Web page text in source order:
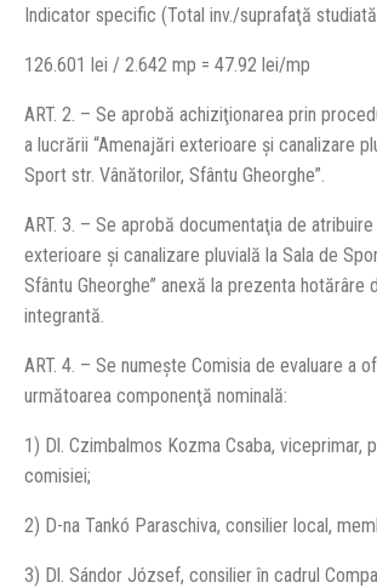
Indicator specific (Total inv./suprafaţă
126.601 lei / 2.642 mp = 47.92 lei/mp
ART. 2. – Se aprobă achiziţionarea prin
a lucrării “Amenajări exterioare şi canalizare
Sport str. Vânătorilor, Sfântu Gheorghe”.
ART. 3. – Se aprobă documentaţia de
exterioare şi canalizare pluvială la Sala de
Sfântu Gheorghe” anexă la prezenta hotărâre
integrantă.
ART. 4. – Se numeşte Comisia de evaluare a
următoarea componenţă nominală:
1) Dl. Czimbalmos Kozma Csaba, viceprimar,
comisiei;
2) D-na Tankó Paraschiva, consilier local,
3) Dl. Sándor József, consilier în cadrul